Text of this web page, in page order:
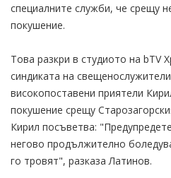
специалните служби, че срещу
покушение.
Това разкри в студиото на bTV
синдиката на
високопоставени приятели
покушение срещу
Кирил посъветва:
негово продължително
го тровят", разказа Латинов.